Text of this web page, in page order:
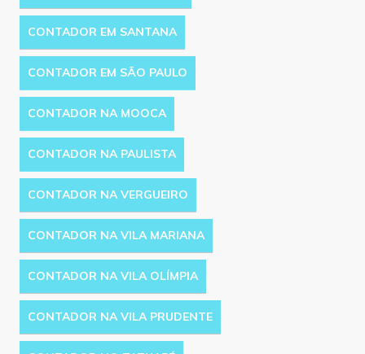
CONTADOR EM SANTANA
CONTADOR EM SÃO PAULO
CONTADOR NA MOOCA
CONTADOR NA PAULISTA
CONTADOR NA VERGUEIRO
CONTADOR NA VILA MARIANA
CONTADOR NA VILA OLÍMPIA
CONTADOR NA VILA PRUDENTE